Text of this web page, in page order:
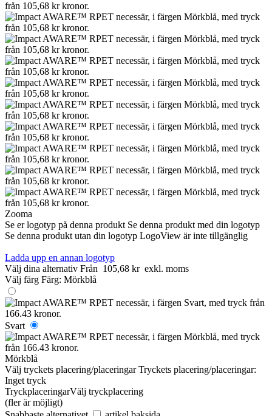
Zooma
Se er logotyp på denna produkt Se denna produkt med din logotyp
Se denna produkt utan din logotyp LogoView är inte tillgänglig
Ladda upp en annan logotyp
Välj dina alternativ Från 105,68 kr exkl. moms
Välj färg Färg: Mörkblå
Svart
Mörkblå
Välj tryckets placering/placeringar Tryckets placering/placeringar:
Inget tryck
TryckplaceringarVälj tryckplacering
(fler är möjligt)